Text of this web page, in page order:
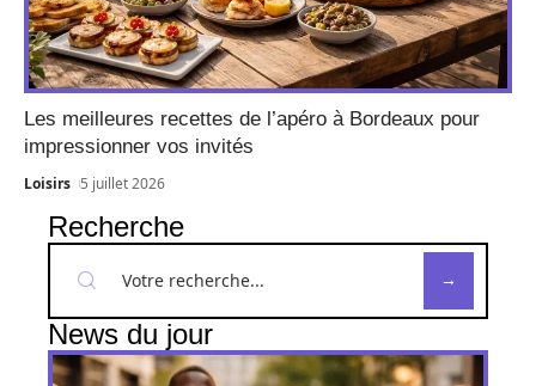
Les meilleures recettes de l’apéro à Bordeaux pour
impressionner vos invités
Loisirs 5 juillet 2026
Recherche
News du jour